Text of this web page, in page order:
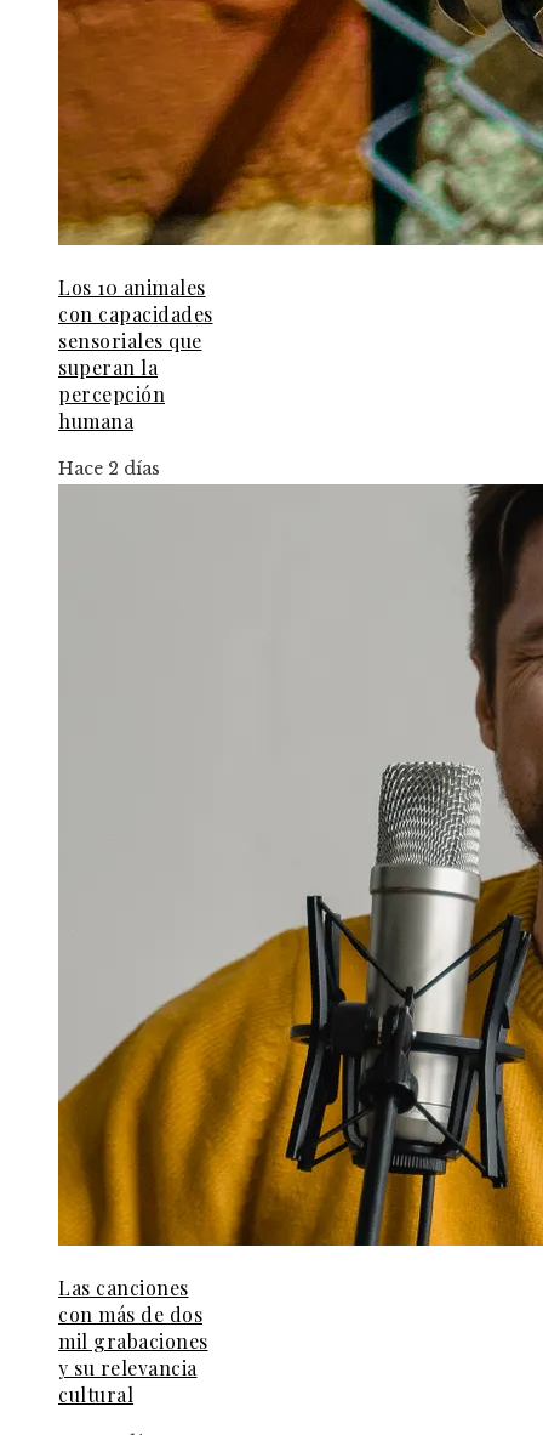
Los 10 animales
con capacidades
sensoriales que
superan la
percepción
humana
Hace 2 días
Las canciones
con más de dos
mil grabaciones
y su relevancia
cultural